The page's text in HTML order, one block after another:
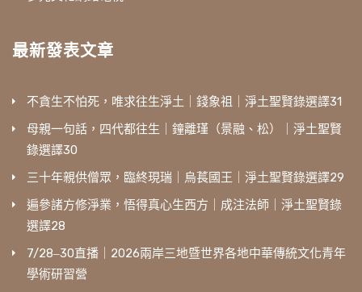
最新發表文章
不貪生不怕死，唯求往生淨土｜錢象祖｜淨土聖賢錄選譯31
母親一句話，四代都往生｜鐘離瑾（景融、松）｜淨土聖賢
錄選譯30
三十年親供僧眾，臨終現瑞｜烏萇國王｜淨土聖賢錄選譯29
遍參諸方修淨業，悟得真心生西方｜成注法師｜淨土聖賢錄
選譯28
7/28‒30直播｜2026兩岸三地暨世界各地中華傳統文化青年
學術研習營